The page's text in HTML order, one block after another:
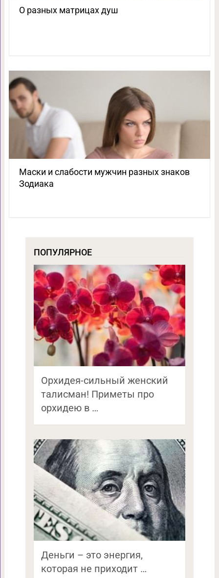
О разных матрицах душ
Маски и слабости мужчин разных знаков
Зодиака
ПОПУЛЯРНОЕ
Орхидея-сильный женский
талисман! Приметы про
орхидею в …
Деньги – это энергия,
которая не приходит …